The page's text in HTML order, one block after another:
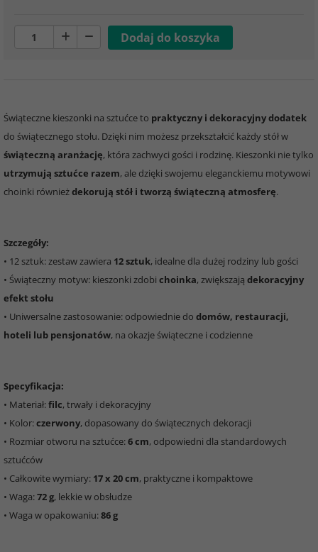
Świąteczne kieszonki na sztućce to praktyczny i dekoracyjny dodatek
do świątecznego stołu. Dzięki nim możesz przekształcić każdy stół w
świąteczną aranżację, która zachwyci gości i rodzinę. Kieszonki nie tylko
utrzymują sztućce razem, ale dzięki swojemu eleganckiemu motywowi
choinki równieżdekorują stół i tworzą świąteczną atmosferę.
Szczegóły:
• 12 sztuk: zestaw zawiera 12 sztuk, idealne dla dużej rodziny lub gości
• Świąteczny motyw: kieszonki zdobi choinka, zwiększają dekoracyjny
efekt stołu
• Uniwersalne zastosowanie: odpowiednie do domów, restauracji,
hoteli lub pensjonatów, na okazje świąteczne i codzienne
Specyfikacja:
• Materiał:filc, trwały i dekoracyjny
• Kolor:czerwony, dopasowany do świątecznych dekoracji
• Rozmiar otworu na sztućce:6 cm, odpowiedni dla standardowych
sztućców
• Całkowite wymiary: 17 x 20 cm, praktyczne i kompaktowe
• Waga:72 g, lekkie w obsłudze
• Waga w opakowaniu:86 g